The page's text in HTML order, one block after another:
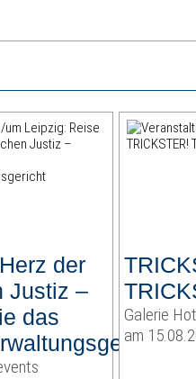
der
Justiz –
das
Galerie
am